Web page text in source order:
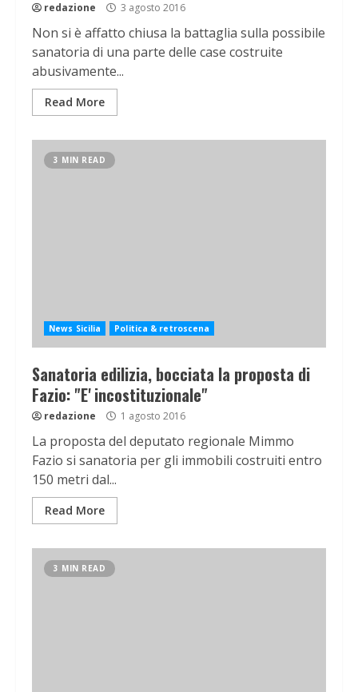
redazione 3 agosto 2016
Non si è affatto chiusa la battaglia sulla possibile
sanatoria di una parte delle case costruite
abusivamente...
Read More
3 MIN READ
News Sicilia Politica & retroscena
Sanatoria edilizia, bocciata la proposta di
Fazio: "E' incostituzionale"
redazione 1 agosto 2016
La proposta del deputato regionale Mimmo
Fazio si sanatoria per gli immobili costruiti entro
150 metri dal...
Read More
3 MIN READ